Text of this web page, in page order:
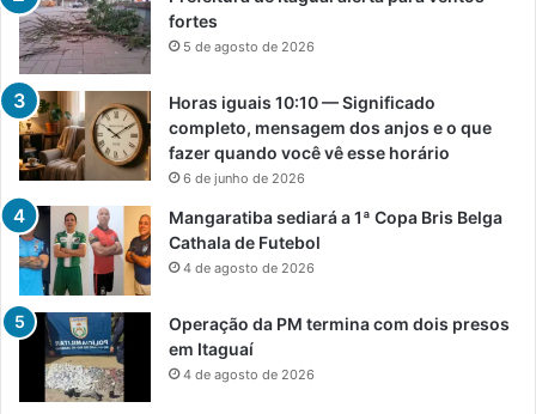
fortes
5 de agosto de 2026
Horas iguais 10:10 — Significado
completo, mensagem dos anjos e o que
fazer quando você vê esse horário
6 de junho de 2026
Mangaratiba sediará a 1ª Copa Bris Belga
Cathala de Futebol
4 de agosto de 2026
Operação da PM termina com dois presos
em Itaguaí
4 de agosto de 2026